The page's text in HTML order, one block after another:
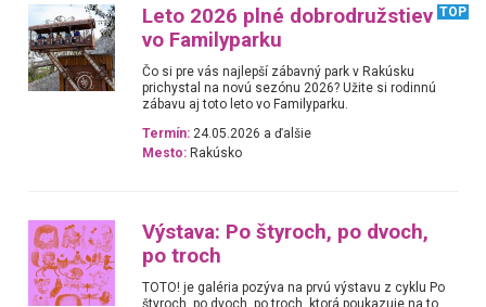
Leto 2026 plné dobrodružstiev
vo Familyparku
TOP
Čo si pre vás najlepší zábavný park v Rakúsku
prichystal na novú sezónu 2026? Užite si rodinnú
zábavu aj toto leto vo Familyparku.
Termín: 24.05.2026 a ďalšie
Mesto: Rakúsko
Výstava: Po štyroch, po dvoch,
po troch
TOTO! je galéria pozýva na prvú výstavu z cyklu Po
štyroch, po dvoch, po troch, ktorá poukazuje na to,